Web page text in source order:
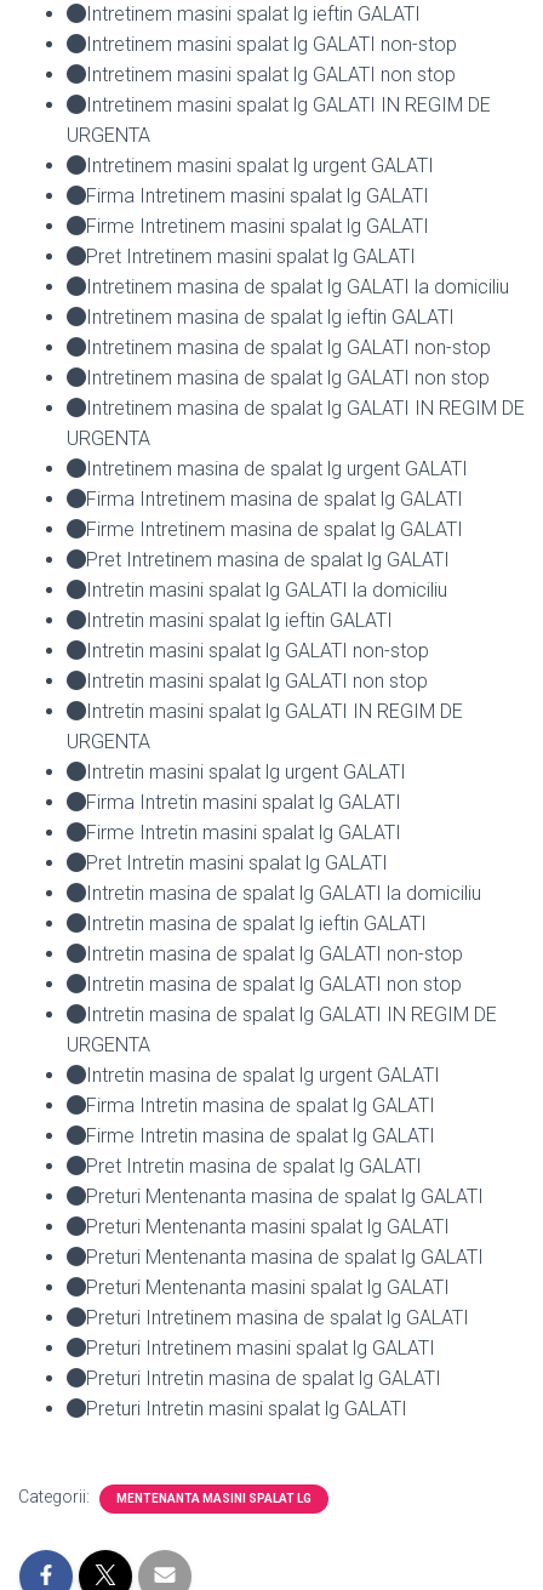
Intretinem masini spalat lg ieftin GALATI
Intretinem masini spalat lg GALATI non-stop
Intretinem masini spalat lg GALATI non stop
Intretinem masini spalat lg GALATI IN REGIM DE
URGENTA
Intretinem masini spalat lg urgent GALATI
Firma Intretinem masini spalat lg GALATI
Firme Intretinem masini spalat lg GALATI
Pret Intretinem masini spalat lg GALATI
Intretinem masina de spalat lg GALATI la domiciliu
Intretinem masina de spalat lg ieftin GALATI
Intretinem masina de spalat lg GALATI non-stop
Intretinem masina de spalat lg GALATI non stop
Intretinem masina de spalat lg GALATI IN REGIM DE
URGENTA
Intretinem masina de spalat lg urgent GALATI
Firma Intretinem masina de spalat lg GALATI
Firme Intretinem masina de spalat lg GALATI
Pret Intretinem masina de spalat lg GALATI
Intretin masini spalat lg GALATI la domiciliu
Intretin masini spalat lg ieftin GALATI
Intretin masini spalat lg GALATI non-stop
Intretin masini spalat lg GALATI non stop
Intretin masini spalat lg GALATI IN REGIM DE
URGENTA
Intretin masini spalat lg urgent GALATI
Firma Intretin masini spalat lg GALATI
Firme Intretin masini spalat lg GALATI
Pret Intretin masini spalat lg GALATI
Intretin masina de spalat lg GALATI la domiciliu
Intretin masina de spalat lg ieftin GALATI
Intretin masina de spalat lg GALATI non-stop
Intretin masina de spalat lg GALATI non stop
Intretin masina de spalat lg GALATI IN REGIM DE
URGENTA
Intretin masina de spalat lg urgent GALATI
Firma Intretin masina de spalat lg GALATI
Firme Intretin masina de spalat lg GALATI
Pret Intretin masina de spalat lg GALATI
Preturi Mentenanta masina de spalat lg GALATI
Preturi Mentenanta masini spalat lg GALATI
Preturi Mentenanta masina de spalat lg GALATI
Preturi Mentenanta masini spalat lg GALATI
Preturi Intretinem masina de spalat lg GALATI
Preturi Intretinem masini spalat lg GALATI
Preturi Intretin masina de spalat lg GALATI
Preturi Intretin masini spalat lg GALATI
Categorii: MENTENANTA MASINI SPALAT LG